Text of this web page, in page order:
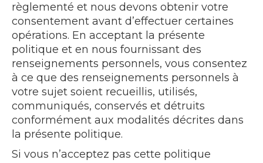
règlementé et nous devons obtenir votre
consentement avant d’effectuer certaines
opérations. En acceptant la présente
politique et en nous fournissant des
renseignements personnels, vous consentez
à ce que des renseignements personnels à
votre sujet soient recueillis, utilisés,
communiqués, conservés et détruits
conformément aux modalités décrites dans
la présente politique.
Si vous n’acceptez pas cette politique